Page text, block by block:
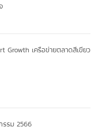
Growth เครือข่ายตลาดสีเขียว
รม 2566